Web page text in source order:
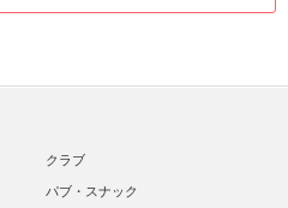
クラブ
パブ・スナック